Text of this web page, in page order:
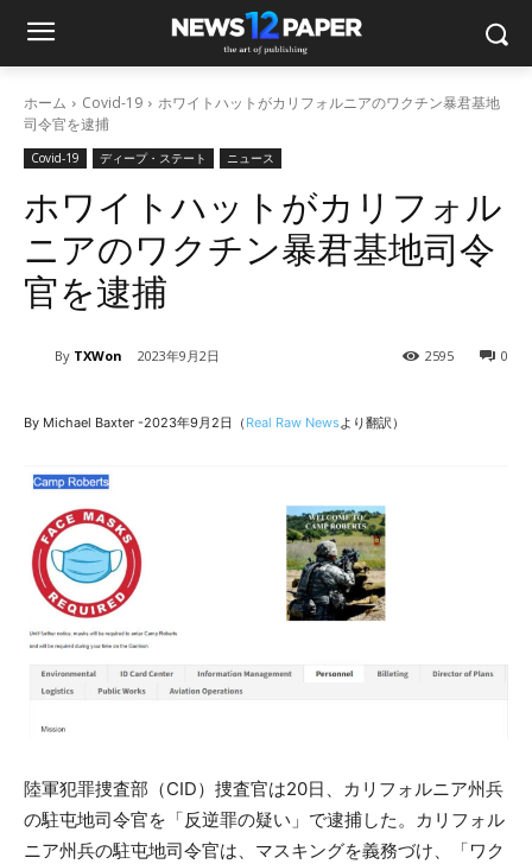
ホーム Covid-19
ホワイトハットがカリフォルニアのワクチン暴君基地
司令官を逮捕
Covid-19 ディープ・ステート ニュース
ホワイトハットがカリフォル
ニアのワクチン暴君基地司令
官を逮捕
By TXWon 2023年9月2日 0
2595
By Michael Baxter -2023年9月2日（ Real Raw Newsより翻訳）
陸軍犯罪捜査部（CID）捜査官は20日、カリフォルニア州兵
の駐屯地司令官を「反逆罪の疑い」で逮捕した。カリフォル
ニア州兵の駐屯地司令官は、マスキングを義務づけ、「ワク